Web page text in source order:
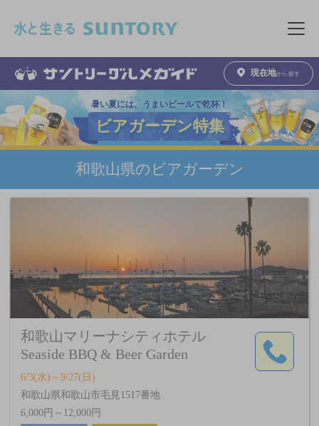
メニュ
現在地から探す
暑い夏には、うまいビールで乾杯！
ビアガーデン特集
和歌山県のビアガーデン
和歌山マリーナシティホテル
Seaside BBQ & Beer Garden
6/3(水)～9/27(日)
和歌山県和歌山市毛見1517番地
6,000円～12,000円